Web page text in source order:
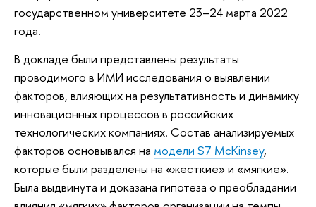
государственном университете 23–24 марта 2022
года.
В докладе были представлены результаты
проводимого в ИМИ исследования о выявлении
факторов, влияющих на результативность и динамику
инновационных процессов в российских
технологических компаниях. Состав анализируемых
факторов основывался на модели S7 McKinsey,
которые были разделены на «жесткие» и «мягкие».
Была выдвинута и доказана гипотеза о преобладании